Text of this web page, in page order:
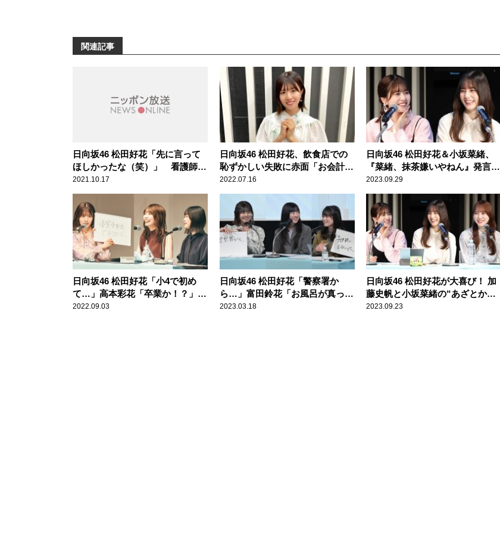
関連記事
日向坂46 松田好花「先に言って
ほしかったな（笑）」 看護師か
らの思わぬ“告白”で頭が真っ白に
なった顛末を明かす
2021.10.17
日向坂46 松田好花、飲食店での
恥ずかしい失敗に赤面「お会計し
ようとしたら店員さんが……」
2022.07.16
日向坂46 松田好花＆小坂菜緒、
『菜緒、抹茶嫌いやねん』発言の
真相を語る「無言の時間が2時間
続いて……（笑）」
2023.09.29
日向坂46 松田好花「小4で初め
て…」高本彩花「卒業か！？」髙
橋未来虹「初デート！」 どこに
2022.09.03
日向坂46 松田好花「警察署か
ら…」富田鈴花「お風呂が真っ
黒」丹生明里「子供扱い」 どこ
2023.03.18
日向坂46 松田好花が大喜び！ 加
藤史帆と小坂菜緒の“あざとかわ
いい寝言”に「やってきて良かっ
2023.09.23